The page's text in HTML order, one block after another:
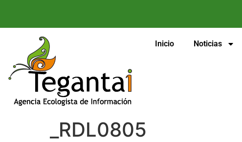
Inicio Noticias
_RDL0805